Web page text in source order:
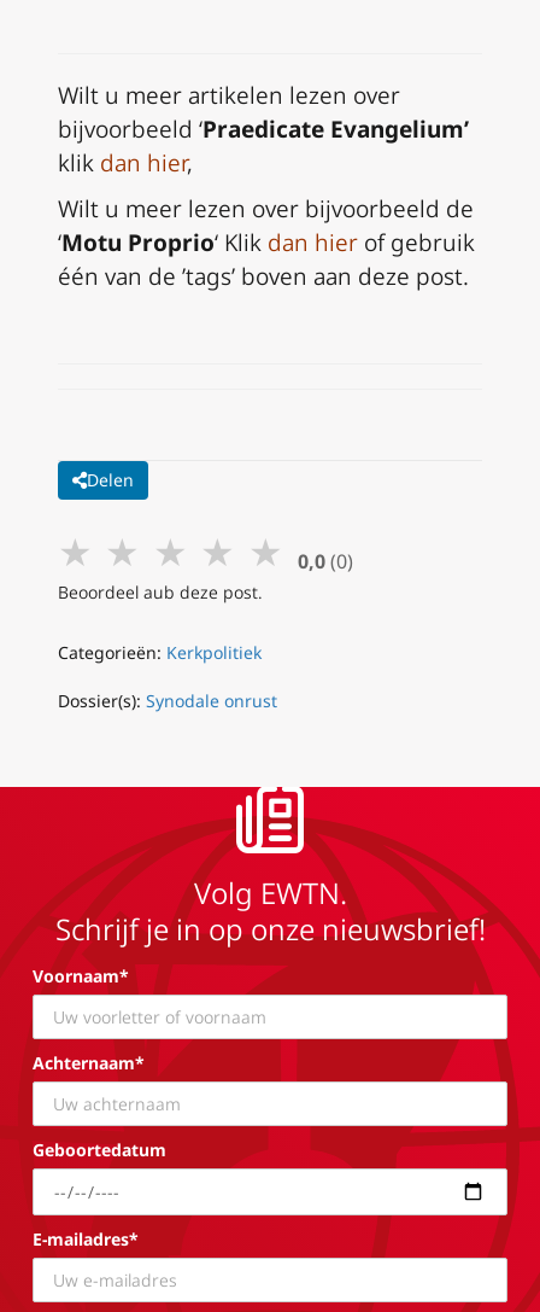
Wilt u meer artikelen lezen over
bijvoorbeeld ‘Praedicate Evangelium’
klik dan hier,
Wilt u meer lezen over bijvoorbeeld de
‘Motu Proprio‘ Klik dan hier of gebruik
één van de ’tags’ boven aan deze post.
Delen
★ ★ ★ ★ ★ 0,0 (0)
Beoordeel aub deze post.
Categorieën: Kerkpolitiek
Dossier(s): Synodale onrust
Volg EWTN.
Schrijf je in op onze nieuwsbrief!
Voornaam*
Achternaam*
Geboortedatum
E-mailadres*